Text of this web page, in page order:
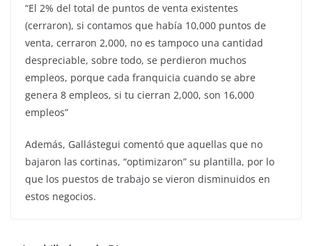
“El 2% del total de puntos de venta existentes
(cerraron), si contamos que había 10,000 puntos de
venta, cerraron 2,000, no es tampoco una cantidad
despreciable, sobre todo, se perdieron muchos
empleos, porque cada franquicia cuando se abre
genera 8 empleos, si tu cierran 2,000, son 16,000
empleos”
Además, Gallástegui comentó que aquellas que no
bajaron las cortinas, “optimizaron” su plantilla, por lo
que los puestos de trabajo se vieron disminuidos en
estos negocios.